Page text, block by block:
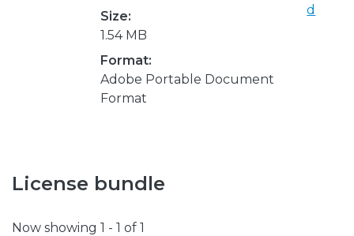
Size:
1.54 MB
Format:
Adobe Portable Document
Format
d
License bundle
Now showing 1 - 1 of 1